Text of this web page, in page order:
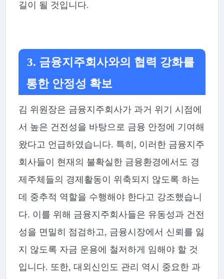
길이 될 것입니다.
3. 금융지주회사와의 협력 강화를
통한 안정성 확보
김 위원장은 금융지주회사가 과거 위기 시점에
서 높은 건전성을 바탕으로 금융 안정에 기여해
왔다고 언급하였습니다. 특히, 이러한 금융지주
회사들이 현재의 불확실한 금융환경에서도 경
제주체들의 경제활동이 위축되지 않도록 하는
데 중추적 역할을 수행해야 한다고 강조했습니
다. 이를 위해 금융지주회사들은 유동성과 건전
성을 면밀히 점검하고, 금융시장에서 신뢰를 잃
지 않도록 자금 운용에 철저하게 임해야 할 것
입니다. 또한, 대외신인도 관리 역시 중요한 과